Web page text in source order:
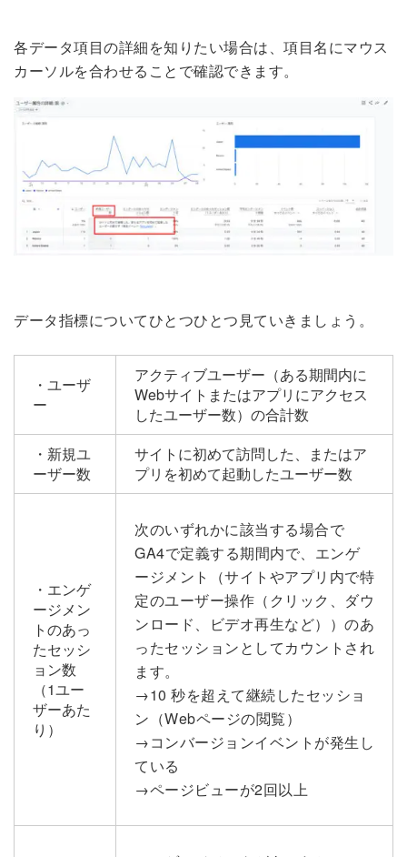
各データ項目の詳細を知りたい場合は、項目名にマウス
カーソルを合わせることで確認できます。
データ指標についてひとつひとつ見ていきましょう。
・ユーザ
ー
アクティブユーザー（ある期間内に
Webサイトまたはアプリにアクセス
したユーザー数）の合計数
・新規ユ
ーザー数
サイトに初めて訪問した、またはア
プリを初めて起動したユーザー数
・エンゲ
ージメン
トのあっ
たセッシ
ョン数
（1ユー
ザーあた
り）
次のいずれかに該当する場合で
GA4で定義する期間内で、エンゲ
ージメント（サイトやアプリ内で特
定のユーザー操作（クリック、ダウ
ンロード、ビデオ再生など））のあ
ったセッションとしてカウントされ
ます。
→10 秒を超えて継続したセッショ
ン（Webページの閲覧）
→コンバージョンイベントが発生し
ている
→ページビューが2回以上